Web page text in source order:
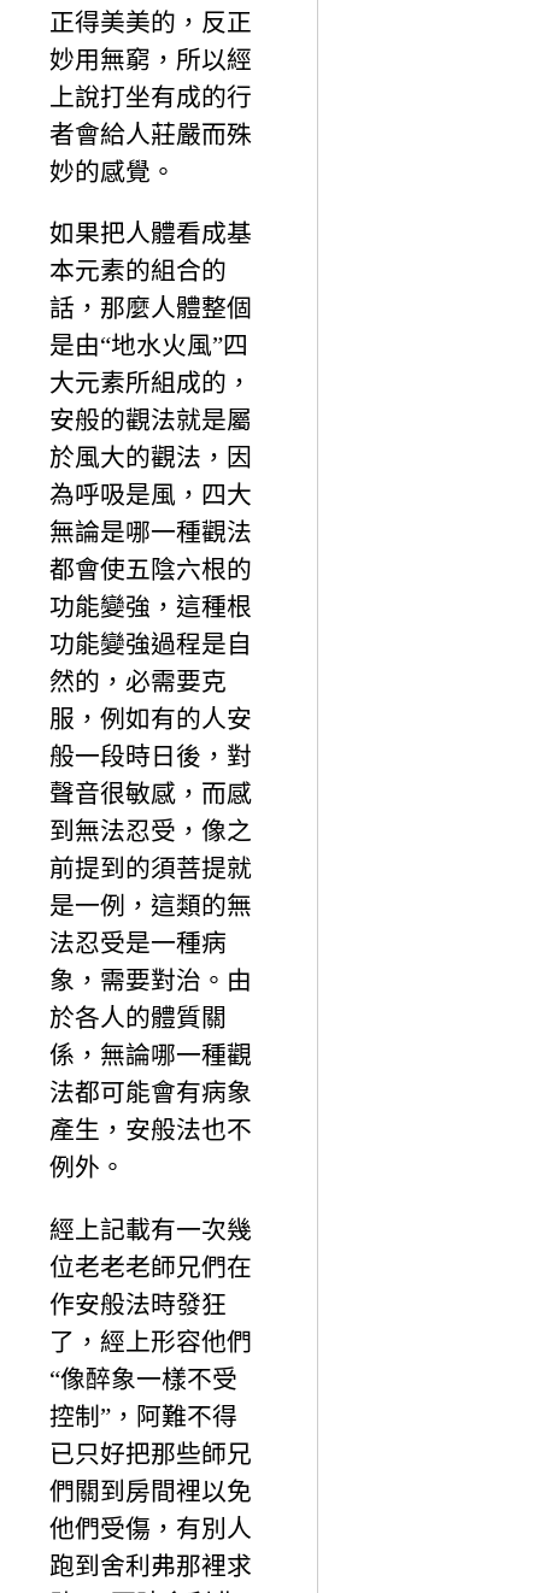
正得美美的，反正
妙用無窮，所以經
上說打坐有成的行
者會給人莊嚴而殊
妙的感覺。
如果把人體看成基
本元素的組合的
話，那麼人體整個
是由“地水火風”四
大元素所組成的，
安般的觀法就是屬
於風大的觀法，因
為呼吸是風，四大
無論是哪一種觀法
都會使五陰六根的
功能變強，這種根
功能變強過程是自
然的，必需要克
服，例如有的人安
般一段時日後，對
聲音很敏感，而感
到無法忍受，像之
前提到的須菩提就
是一例，這類的無
法忍受是一種病
象，需要對治。由
於各人的體質關
係，無論哪一種觀
法都可能會有病象
產生，安般法也不
例外。
經上記載有一次幾
位老老老師兄們在
作安般法時發狂
了，經上形容他們
“像醉象一樣不受
控制”，阿難不得
已只好把那些師兄
們關到房間裡以免
他們受傷，有別人
跑到舍利弗那裡求